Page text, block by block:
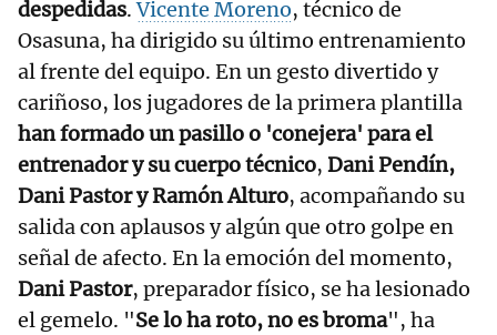
despedidas.Vicente Moreno, técnico de
Osasuna, ha dirigido su último entrenamiento
al frente del equipo. En un gesto divertido y
cariñoso, los jugadores de la primera plantilla
han formado un pasillo o 'conejera' para el
entrenador y su cuerpo técnico, Dani Pendín,
Dani Pastor y Ramón Alturo, acompañando su
salida con aplausos y algún que otro golpe en
señal de afecto. En la emoción del momento,
Dani Pastor, preparador físico, se ha lesionado
el gemelo. "Se lo ha roto, no es broma", ha